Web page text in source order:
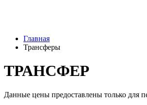
Главная
Трансферы
ТРАНСФЕР
Данные цены предоставлены только для